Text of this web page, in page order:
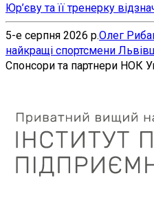
Юр’єву та її тренерку
5-е серпня 2026 р.Олег
найкращі спортсмени
Спонсори та партнери НОК